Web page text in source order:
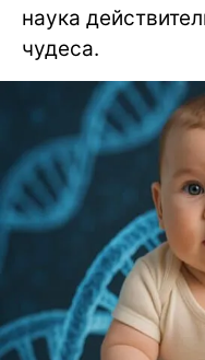
наука
чудеса.